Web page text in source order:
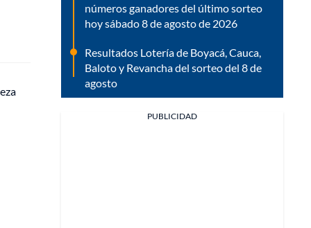
números ganadores del último sorteo
hoy sábado 8 de agosto de 2026
Resultados Lotería de Boyacá, Cauca,
Baloto y Revancha del sorteo del 8 de
agosto
PUBLICIDAD